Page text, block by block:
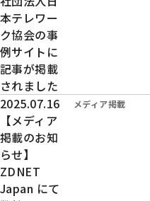
本テレワー
ク協会の事
例サイトに
記事が掲載
されました
投稿日時：
2025.07.16 カテゴリー：
メディア掲載
【メディア
掲載のお知
らせ】
ZDNET
Japan にて